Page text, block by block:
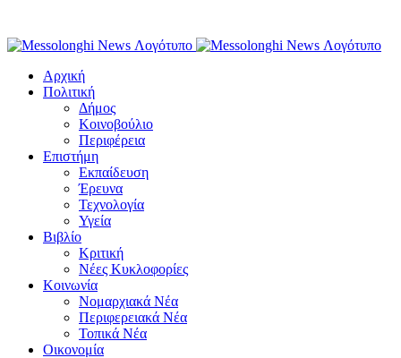
Αρχική
Πολιτική
Δήμος
Κοινοβούλιο
Περιφέρεια
Επιστήμη
Εκπαίδευση
Έρευνα
Τεχνολογία
Υγεία
Βιβλίο
Κριτική
Νέες Κυκλοφορίες
Κοινωνία
Νομαρχιακά Νέα
Περιφερειακά Νέα
Τοπικά Νέα
Οικονομία